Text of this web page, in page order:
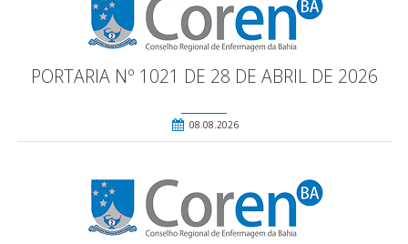
PORTARIA Nº 1021 DE 28 DE ABRIL DE 2026
08.08.2026